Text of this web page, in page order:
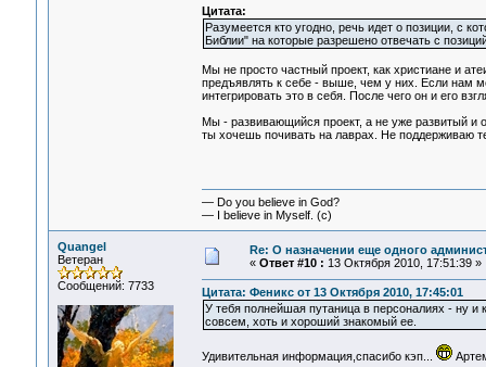
Цитата:
Разумеется кто угодно, речь идет о позиции, с
Библии" на которые разрешено отвечать с
Мы не просто частный проект, как христиане и
предъявлять к себе - выше, чем у них. Если нам
интегрировать это в себя. После чего он и его
Мы - развивающийся проект, а не уже развитый и
ты хочешь почивать на лаврах. Не поддерживаю
— Do you believe in God?
— I believe in Myself. (c)
Quangel
Ветеран
Сообщений: 7733
Re: О назначении еще одного
« Ответ #10 : 13 Октября 2010, 17:51:39 »
Цитата: Феникс от 13 Октября 2010, 17:45:01
У тебя полнейшая путаница в персоналиях - ну и
совсем, хоть и хороший знакомый ее.
Удивительная информация,спасибо кэп...